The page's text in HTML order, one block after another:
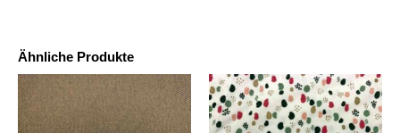
Ähnliche Produkte